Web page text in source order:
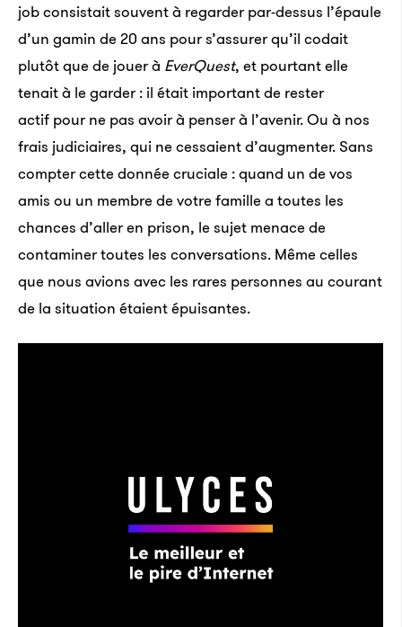
job consistait souvent à regarder par-dessus l’épaule
d’un gamin de 20 ans pour s’assurer qu’il codait
plutôt que de jouer à EverQuest, et pourtant elle
tenait à le garder : il était important de rester
actif pour ne pas avoir à penser à l’avenir. Ou à nos
frais judiciaires, qui ne cessaient d’augmenter. Sans
compter cette donnée cruciale : quand un de vos
amis ou un membre de votre famille a toutes les
chances d’aller en prison, le sujet menace de
contaminer toutes les conversations. Même celles
que nous avions avec les rares personnes au courant
de la situation étaient épuisantes.